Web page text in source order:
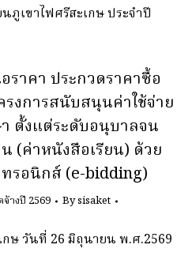
ภูเขาไฟศรีสะเกษ ประจำปี
ราคา ประกวดราคาซื้อ
งการสนับสนุนค่าใช้จ่าย
ตั้งแต่ระดับอนุบาลจน
(ค่าหนังสือเรียน) ด้วย
รอนิกส์ (e-bidding)
างปี 2569 Bysisaket
กษ วันที่ 26 มิถุนายน พ.ศ.2569